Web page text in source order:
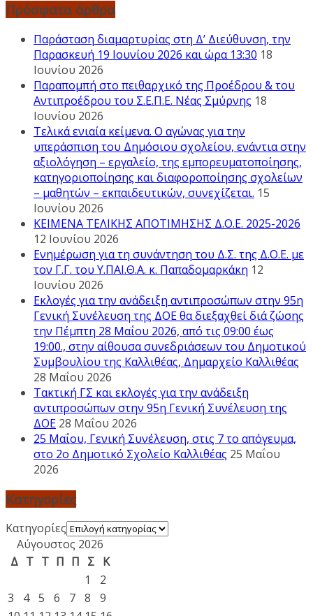
Πρόσφατα άρθρα
Παράσταση διαμαρτυρίας στη Δ’ Διεύθυνση, την
Παρασκευή 19 Ιουνίου 2026 και ώρα 13:30 18
Ιουνίου 2026
Παραπομπή στο πειθαρχικό της Προέδρου & του
Αντιπροέδρου του Σ.Ε.Π.Ε. Νέας Σμύρνης 18
Ιουνίου 2026
Τελικά ενιαία κείμενα. Ο αγώνας για την
υπεράσπιση του Δημόσιου σχολείου, ενάντια στην
αξιολόγηση – εργαλείο, της εμπορευματοποίησης,
κατηγοριοποίησης και διαφοροποίησης σχολείων
– μαθητών – εκπαιδευτικών, συνεχίζεται. 15
Ιουνίου 2026
ΚΕΙΜΕΝΑ ΤΕΛΙΚΗΣ ΑΠΟΤΙΜΗΣΗΣ Δ.Ο.Ε. 2025-2026
12 Ιουνίου 2026
Ενημέρωση για τη συνάντηση του Δ.Σ. της Δ.Ο.Ε. με
τον Γ.Γ. του Υ.ΠΑΙ.Θ.Α. κ. Παπαδομαρκάκη 12
Ιουνίου 2026
Εκλογές για την ανάδειξη αντιπροσώπων στην 95η
Γενική Συνέλευση της ΔΟΕ θα διεξαχθεί διά ζώσης
την Πέμπτη 28 Μαΐου 2026, από τις 09:00 έως
19:00., στην αίθουσα συνεδριάσεων του Δημοτικού
Συμβουλίου της Καλλιθέας, Δημαρχείο Καλλιθέας
28 Μαΐου 2026
Τακτική ΓΣ και εκλογές για την ανάδειξη
αντιπροσώπων στην 95η Γενική Συνέλευση της
ΔΟΕ 28 Μαΐου 2026
25 Μαΐου, Γενική Συνέλευση, στις 7 το απόγευμα,
στο 2ο Δημοτικό Σχολείο Καλλιθέας 25 Μαΐου
2026
Kατηγορίες
Kατηγορίες
Αύγουστος 2026
Δ Τ Τ Π Π Σ Κ
1
2
3
4 5 6 7 8
9